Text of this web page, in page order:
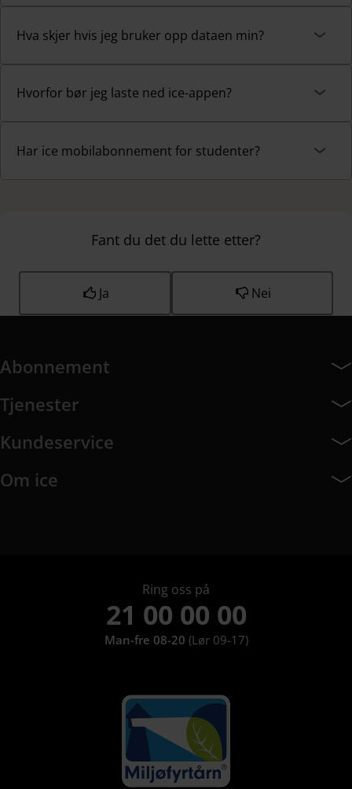
Hva skjer hvis jeg bruker opp dataen min?
Hvorfor bør jeg laste ned ice-appen?
Har ice mobilabonnement for studenter?
Fant du det du lette etter?
Ja Nei
Abonnement
Tjenester
Kundeservice
Om ice
Ring oss på
21 00 00 00
Man-fre 08-20 (Lør 09-17)